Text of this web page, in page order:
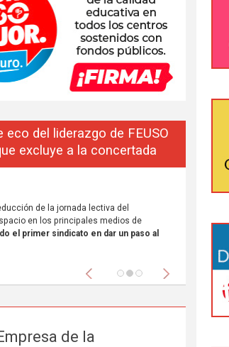
del liderazgo de FEUSO
excluye a la concertada
de la jornada lectiva del
en los principales medios de
el primer sindicato en dar un paso al
Anterior Siguiente
de la